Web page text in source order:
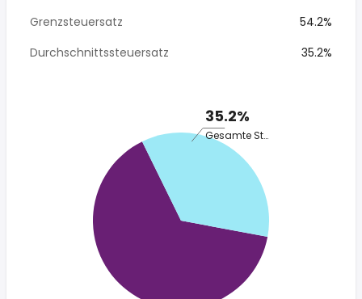
Grenzsteuersatz
54.2%
Durchschnittssteuersatz
35.2%
35.2%
Gesamte Steuer